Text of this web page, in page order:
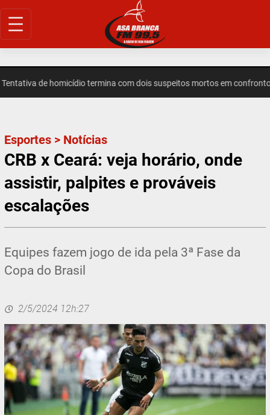
Pular
para
de homicídio termina com dois suspeitos mortos em confronto
Esportes > Notícias
CRB x Ceará: veja horário, onde
assistir, palpites e prováveis
escalações
Equipes fazem jogo de ida pela 3ª Fase da
Copa do Brasil
2/5/2024 12h:27